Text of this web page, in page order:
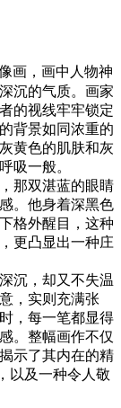
画，画中人物神
沉的气质。画家
的视线牢牢锁定
背景如同浓重的
黄色的肌肤和灰
吸一般。
那双湛蓝的眼睛
。他身着深黑色
格外醒目，这种
更凸显出一种庄
沉，却又不失温
，实则充满张
，每一笔都显得
。整幅画作不仅
示了其内在的精
以及一种令人敬